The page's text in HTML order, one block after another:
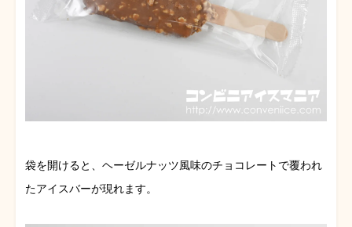
袋を開けると、ヘーゼルナッツ風味のチョコレートで覆われ
たアイスバーが現れます。